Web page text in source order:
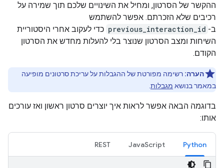
ההקשר של הסרטון, ומחיל את השינויים שלכם תוך שמירה על
רכיבים שלא הזכרתם. אפשר להשתמש
ב- previous_interaction_id כדי לעקוב אחרי היסטוריית
השיחות ומצב הסרטון שנוצר בלי להעלות מחדש את הסרטון
הקודם.
הערה: רשימה מפורטת של ההגבלות על עריכת סרטונים מופיעה
במאמר בנושא מגבלות
בדוגמה הבאה אפשר לראות איך יוצרים סרטון ראשון ואז עורכים
אותו:
Python
JavaScript
REST